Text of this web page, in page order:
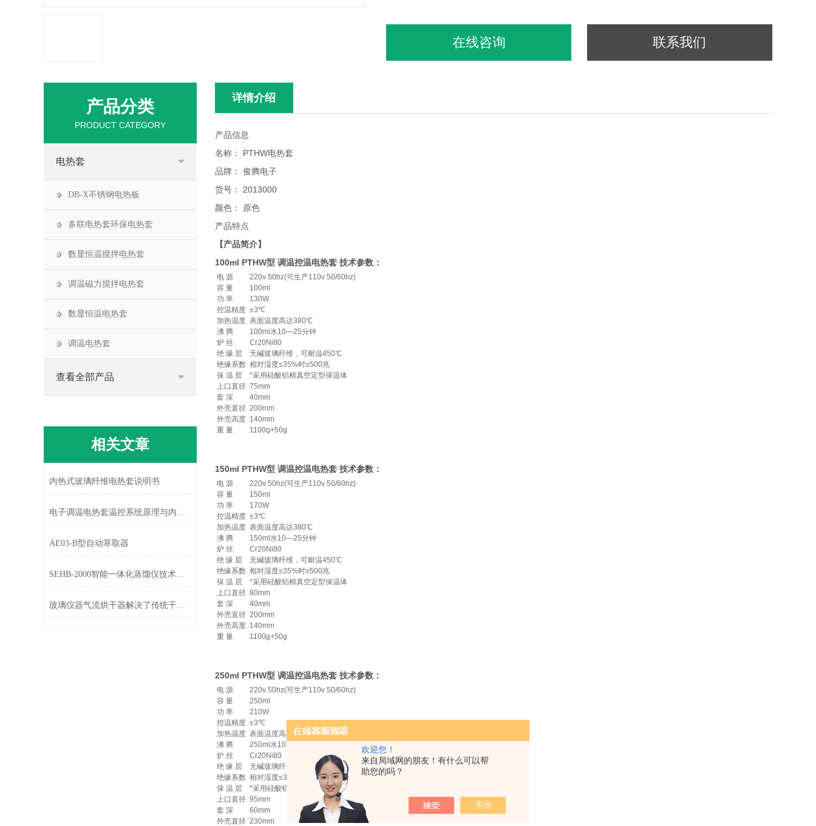
欢迎您！
来自局域网的朋友！有什么可以帮
助您的吗？
在线咨询 联系我们
详情介绍
产品信息
名称： PTHW电热套
品牌： 俊腾电子
货号： 2013000
颜色： 原色
产品特点
【产品简介】
100ml PTHW型 调温控温电热套 技术参数：
电 源
220v 50hz(可生产110v 50/60hz)
容 量
100ml
功 率
130W
控温精度 ±3℃
加热温度 表面温度高达380℃
沸 腾
100ml水10—25分钟
炉 丝
Cr20Ni80
绝 缘 层
无碱玻璃纤维，可耐温450℃
绝缘系数 相对湿度≤35%时≥500兆
保 温 层
*采用硅酸铝棉真空定型保温体
上口直径 75mm
套 深
40mm
外壳直径 200mm
外壳高度 140mm
重 量
1100g+50g
150ml PTHW型 调温控温电热套 技术参数：
电 源
220v 50hz(可生产110v 50/60hz)
容 量
150ml
功 率
170W
控温精度 ±3℃
加热温度 表面温度高达380℃
沸 腾
150ml水10—25分钟
炉 丝
Cr20Ni80
绝 缘 层
无碱玻璃纤维，可耐温450℃
绝缘系数 相对湿度≤35%时≥500兆
保 温 层
*采用硅酸铝棉真空定型保温体
上口直径 80mm
套 深
40mm
外壳直径 200mm
外壳高度 140mm
重 量
1100g+50g
250ml PTHW型 调温控温电热套 技术参数：
电 源
220v 50hz(可生产110v 50/60hz)
容 量
250ml
功 率
210W
控温精度 ±3℃
加热温度 表面温度高380℃
沸 腾
250ml水10—25分钟
炉 丝
Cr20Ni80
绝 缘 层
无碱玻璃纤维，可耐温450℃
绝缘系数 相对湿度≤35%时≥500兆
保 温 层
*采用硅酸铝棉真空定型保温体
上口直径 95mm
套 深
60mm
外壳直径 230mm
产品分类
PRODUCT CATEGORY
电热套
DB-X不锈钢电热板
多联电热套环保电热套
数显恒温搅拌电热套
调温磁力搅拌电热套
数显恒温电热套
调温电热套
查看全部产品
相关文章
内热式玻璃纤维电热套说明书
电子调温电热套温控系统原理与内部结构拆解
AE03-B型自动萃取器
SEHB-2000智能一体化蒸馏仪技术参数
玻璃仪器气流烘干器解决了传统干燥方式效率低的问题